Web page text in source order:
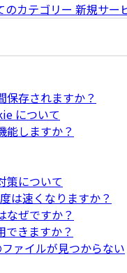
のカテゴリー 新規サー
存されますか？
について
しますか？
策について
は速くなりますか？
ぜですか？
きますか？
ァイルが見つからない